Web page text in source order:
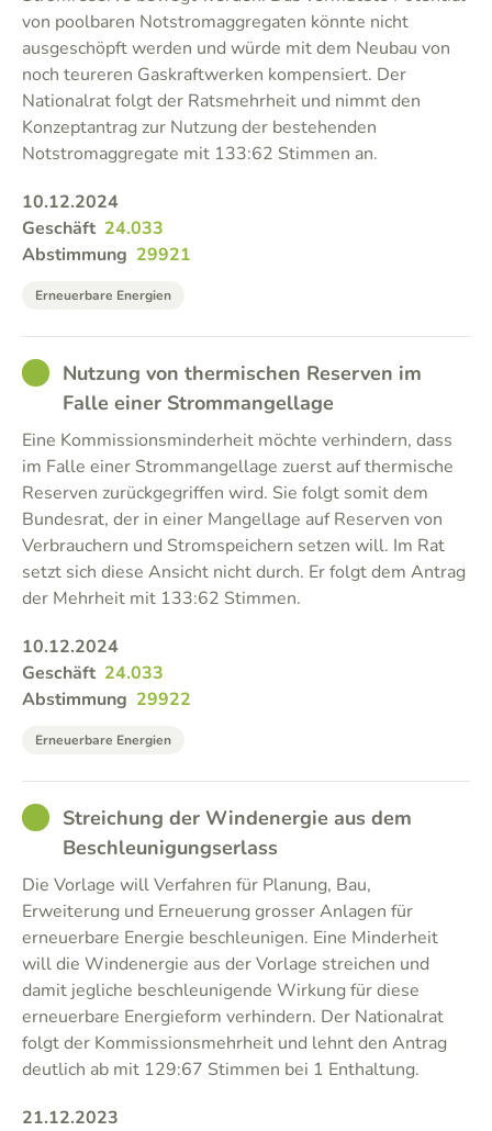
von poolbaren Notstromaggregaten könnte nicht
ausgeschöpft werden und würde mit dem Neubau von
noch teureren Gaskraftwerken kompensiert. Der
Nationalrat folgt der Ratsmehrheit und nimmt den
Konzeptantrag zur Nutzung der bestehenden
Notstromaggregate mit 133:62 Stimmen an.
10.12.2024
Geschäft 24.033
Abstimmung 29921
Erneuerbare Energien
GOODNutzung von thermischen Reserven im
Falle einer Strommangellage
Eine Kommissionsminderheit möchte verhindern, dass
im Falle einer Strommangellage zuerst auf thermische
Reserven zurückgegriffen wird. Sie folgt somit dem
Bundesrat, der in einer Mangellage auf Reserven von
Verbrauchern und Stromspeichern setzen will. Im Rat
setzt sich diese Ansicht nicht durch. Er folgt dem Antrag
der Mehrheit mit 133:62 Stimmen.
10.12.2024
Geschäft 24.033
Abstimmung 29922
Erneuerbare Energien
GOODStreichung der Windenergie aus dem
Beschleunigungserlass
Die Vorlage will Verfahren für Planung, Bau,
Erweiterung und Erneuerung grosser Anlagen für
erneuerbare Energie beschleunigen. Eine Minderheit
will die Windenergie aus der Vorlage streichen und
damit jegliche beschleunigende Wirkung für diese
erneuerbare Energieform verhindern. Der Nationalrat
folgt der Kommissionsmehrheit und lehnt den Antrag
deutlich ab mit 129:67 Stimmen bei 1 Enthaltung.
21.12.2023